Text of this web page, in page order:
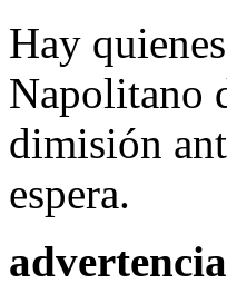
Hay
Napolitano
dimisión
espera.
advertencia